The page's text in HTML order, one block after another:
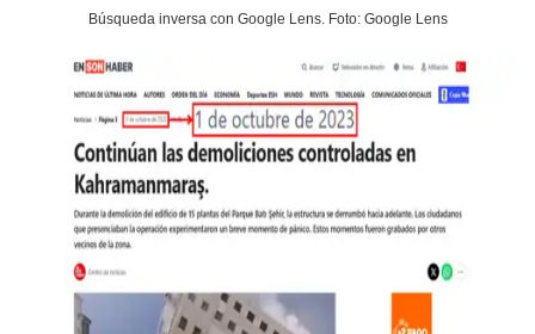
Búsqueda inversa con Google Lens. Foto: Google Lens